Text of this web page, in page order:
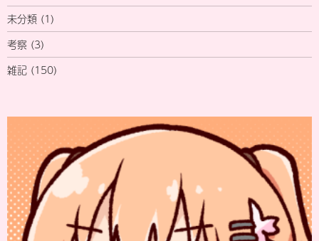
未分類 (1)
考察 (3)
雑記 (150)